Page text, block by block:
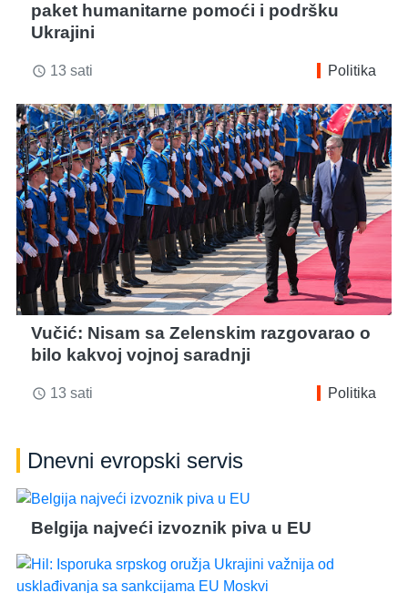
paket humanitarne pomoći i podršku
Ukrajini
access_time 13 sati Politika
Vučić: Nisam sa Zelenskim razgovarao o
bilo kakvoj vojnoj saradnji
access_time 13 sati Politika
Dnevni evropski servis
Belgija najveći izvoznik piva u EU